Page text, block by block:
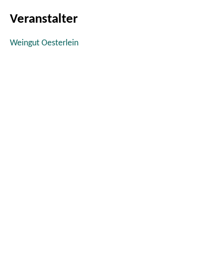
Veranstalter
Weingut Oesterlein